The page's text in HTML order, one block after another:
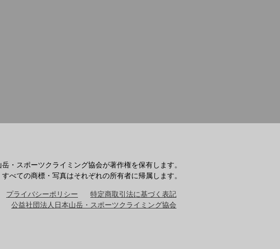
・スポーツクライミング協会が著作権を保有します。
べての商標・写真はそれぞれの所有者に帰属します。
プライバシーポリシー
特定商取引法に基づく表記
公益社団法人日本山岳・スポーツクライミング協会